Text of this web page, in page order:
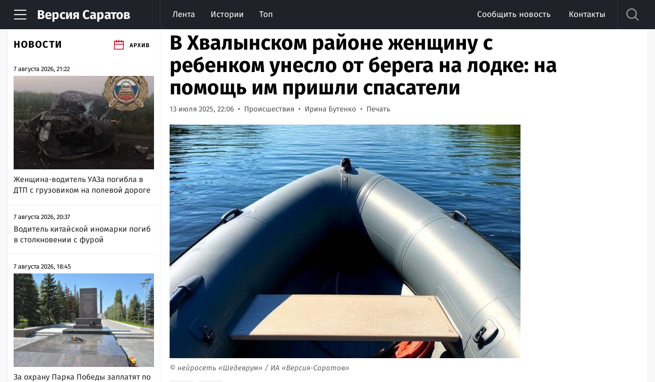
Версия Саратов Лента Истории Топ Сообщить новость Контакты
НОВОСТИ АРХИВ
7 августа 2026, 21:22
Женщина-водитель УАЗа погибла в
ДТП с грузовиком на полевой дороге
7 августа 2026, 20:37
Водитель китайской иномарки погиб
в столкновении с фурой
7 августа 2026, 18:45
За охрану Парка Победы заплатят по
В Хвалынском районе женщину с
ребенком унесло от берега на лодке: на
помощь им пришли спасатели
13 июля 2025, 22:06 Происшествия Ирина Бутенко Печать
© нейросеть «Шедеврум» / ИА «Версия-Саратов»